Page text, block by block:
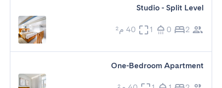
Studio - Split Level
2
0
1 40 م²
One-Bedroom Apartment